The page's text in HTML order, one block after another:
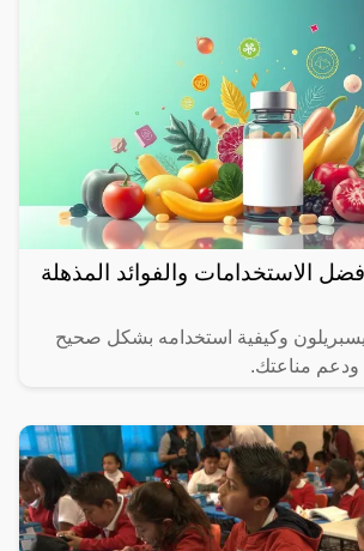
الاستخدامات والفوائد المذهلة
وكيفية استخدامه بشكل صحيح
مناعتك.